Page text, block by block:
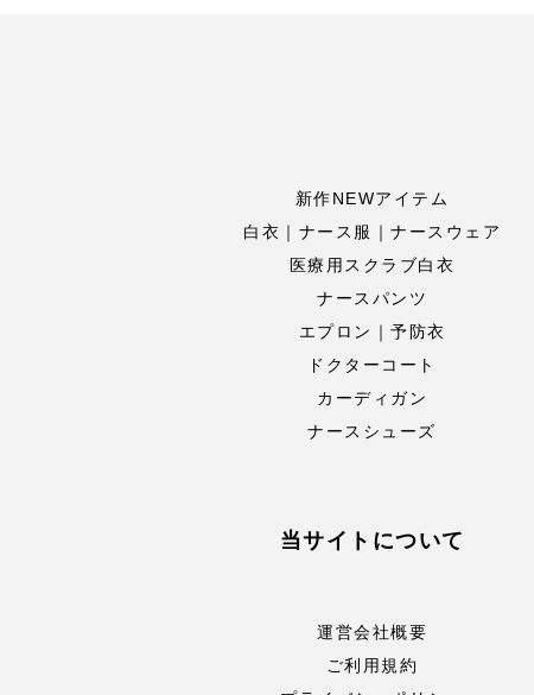
新作NEWアイテム
白衣｜ナース服｜ナースウェア
医療用スクラブ白衣
ナースパンツ
エプロン｜予防衣
ドクターコート
カーディガン
ナースシューズ
当サイトについて
運営会社概要
ご利用規約